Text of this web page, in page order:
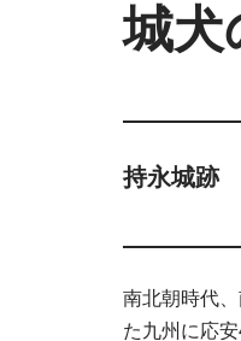
城犬
持永城跡
南北朝時代
た九州に応